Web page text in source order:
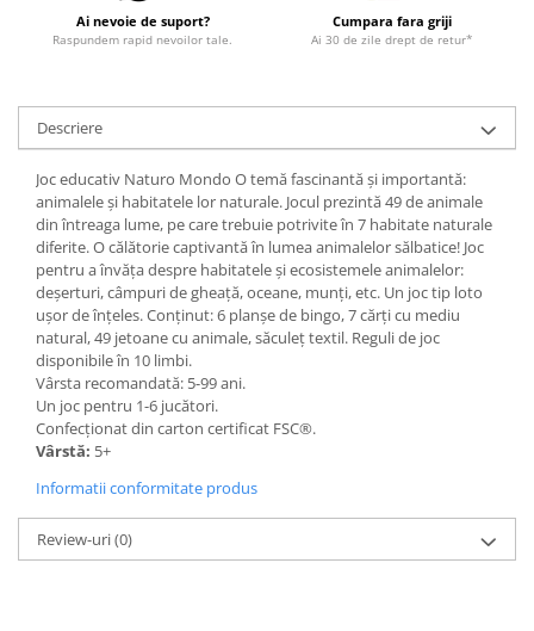
Ai nevoie de suport?
Raspundem rapid nevoilor tale.
Cumpara fara griji
Ai 30 de zile drept de retur*
Descriere
Joc educativ Naturo Mondo O temă fascinantă și importantă:
animalele și habitatele lor naturale. Jocul prezintă 49 de animale
din întreaga lume, pe care trebuie potrivite în 7 habitate naturale
diferite. O călătorie captivantă în lumea animalelor sălbatice! Joc
pentru a învăța despre habitatele și ecosistemele animalelor:
deșerturi, câmpuri de gheață, oceane, munți, etc. Un joc tip loto
ușor de înțeles. Conținut: 6 planșe de bingo, 7 cărți cu mediu
natural, 49 jetoane cu animale, săculeț textil. Reguli de joc
disponibile în 10 limbi.
Vârsta recomandată: 5-99 ani.
Un joc pentru 1-6 jucători.
Confecționat din carton certificat FSC®.
Vârstă: 5+
Informatii conformitate produs
Review-uri(0)